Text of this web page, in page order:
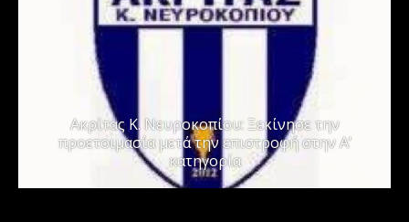
Ακρίτας Κ. Νευροκοπίου: Ξεκίνησε την
προετοιμασία μετά την επιστροφή στην Α’
κατηγορία